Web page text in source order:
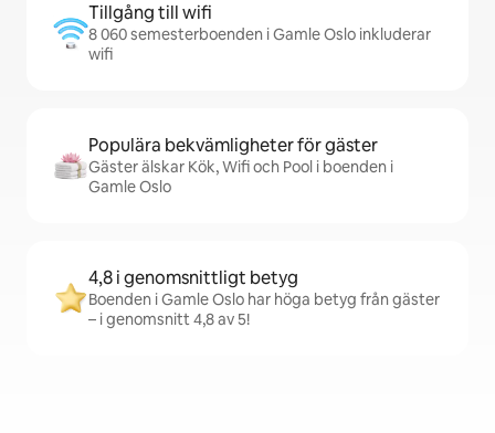
Tillgång till wifi
8 060 semesterboenden i Gamle Oslo inkluderar
wifi
Populära bekvämligheter för gäster
Gäster älskar Kök, Wifi och Pool i boenden i
Gamle Oslo
4,8 i genomsnittligt betyg
Boenden i Gamle Oslo har höga betyg från gäster
– i genomsnitt 4,8 av 5!